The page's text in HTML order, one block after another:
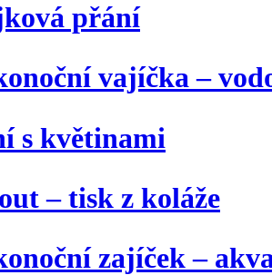
přání
vajíčka –
s květinami
– tisk z koláže
zajíček –